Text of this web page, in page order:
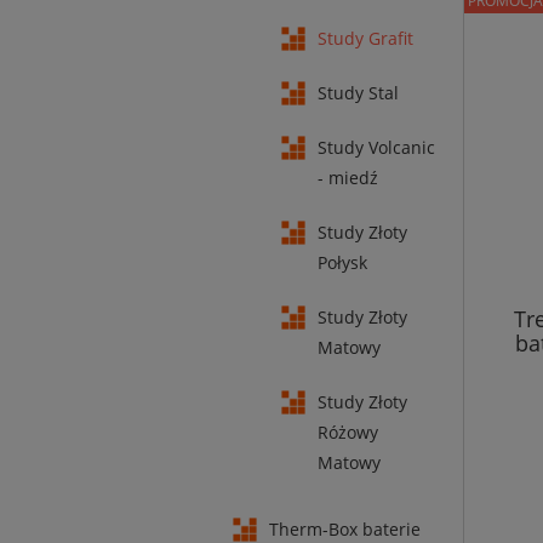
Study Grafit
Study Stal
Study Volcanic
- miedź
Study Złoty
Połysk
Study Złoty
Matowy
Study Złoty
Różowy
Matowy
Therm-Box baterie